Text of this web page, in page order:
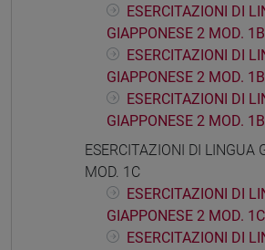
ESERCITAZIONI DI
GIAPPONESE 2 MOD.
ESERCITAZIONI DI
GIAPPONESE 2 MOD.
ESERCITAZIONI DI
GIAPPONESE 2 MOD.
ESERCITAZIONI DI LINGUA
MOD. 1C
ESERCITAZIONI DI
GIAPPONESE 2 MOD.
ESERCITAZIONI DI